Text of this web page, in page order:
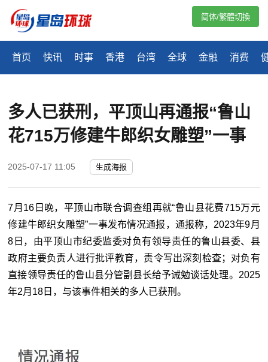
首页 快讯 时事 香港 台湾 全球 金融 消费
简体/繁體切換
多人已获刑，平顶山再通报“鲁山
花715万修建牛郎织女雕塑”一事
2025-07-17 11:05 生成海报
7月16日晚，平顶山市联合调查组再就“鲁山县花费715万元
修建牛郎织女雕塑”一事发布情况通报，通报称，2023年9月
8日，由平顶山市纪委监委对负有领导责任的鲁山县委、县
政府主要负责人进行批评教育，责令写出深刻检查；对负有
直接领导责任的鲁山县分管副县长给予诫勉谈话处理。2025
年2月18日，与该事件相关的多人已获刑。